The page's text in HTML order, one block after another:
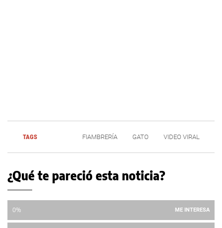
TAGS FIAMBRERÍA GATO VIDEO VIRAL
¿Qué te pareció esta noticia?
0% ME INTERESA